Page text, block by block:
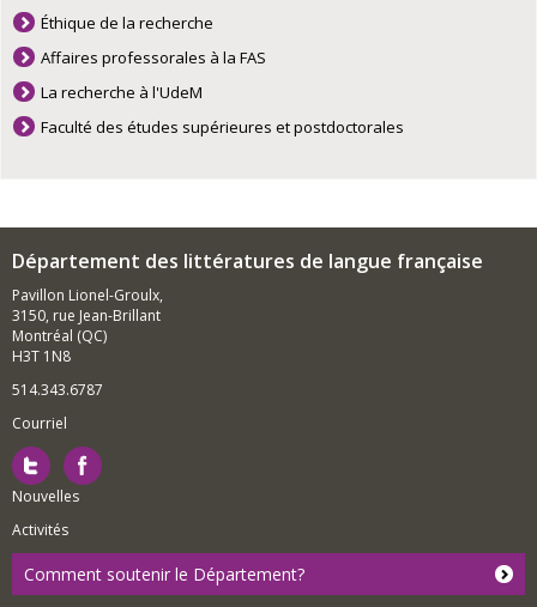
Éthique de la recherche
Affaires professorales à la FAS
La recherche à l'UdeM
Faculté des études supérieures et postdoctorales
Département des littératures de langue française
Pavillon Lionel-Groulx,
3150, rue Jean-Brillant
Montréal (QC)
H3T 1N8
514.343.6787
Courriel
Nouvelles
Activités
Comment soutenir le Département?